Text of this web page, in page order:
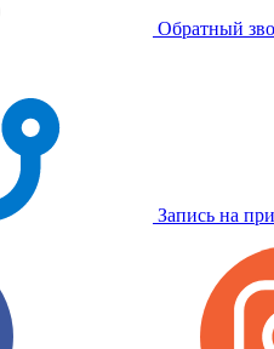
Обратный
Запись на